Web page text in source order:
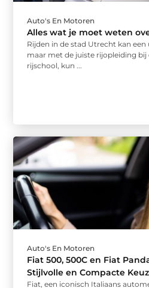
Auto's En Motoren
Alles wat je moet weten
Rijden in de stad Utrecht kan
maar met de juiste rijopleiding
rijschool, kun ...
Auto's En Motoren
Fiat 500, 500C en Fiat
Stijlvolle en Compacte
Fiat, een iconisch Italiaans